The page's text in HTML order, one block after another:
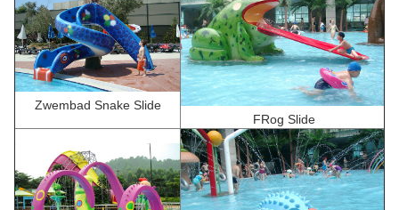
Zwembad Snake Slide
FRog Slide